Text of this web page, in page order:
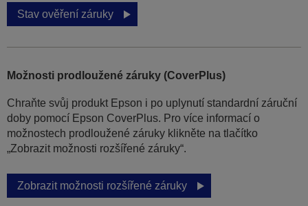
Stav ověření záruky
Možnosti prodloužené záruky (CoverPlus)
Chraňte svůj produkt Epson i po uplynutí standardní záruční
doby pomocí Epson CoverPlus. Pro více informací o
možnostech prodloužené záruky klikněte na tlačítko
„Zobrazit možnosti rozšířené záruky“.
Zobrazit možnosti rozšířené záruky